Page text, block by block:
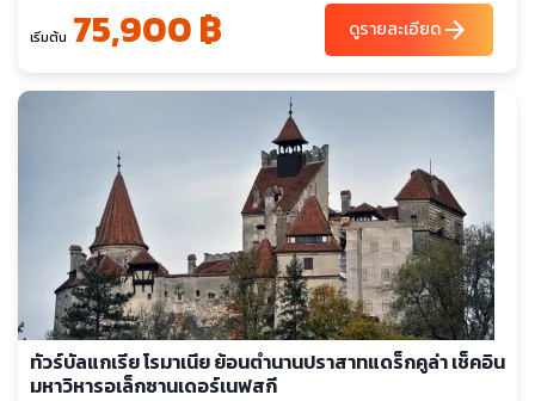
เริ่มต้น 75,900 ฿ ดูรายละเอียดarrow_forward
ทัวร์บัลแกเรีย โรมาเนีย ย้อนตำนานปราสาทแดร็กคูล่า เช็คอิน
มหาวิหารอเล็กซานเดอร์เนฟสกี